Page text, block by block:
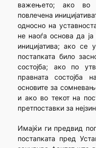
важењето; ако во
повлечена
односно на
не наоѓа основа да
иницијатива; ако се
постапката било
состојба; ако по
правната состојба
основите за
и ако во текот на
претпоставки за
Имајќи ги предвид
постапката пред